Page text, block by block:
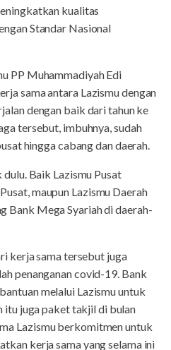
kualitas
Standar Nasional
PP Muhammadiyah Edi
sama antara Lazismu dengan
dengan baik dari tahun ke
tersebut, imbuhnya, sudah
hingga cabang dan daerah.
dulu. Baik Lazismu Pusat
maupun Lazismu Daerah
Bank Mega Syariah di daerah-
kerja sama tersebut juga
penanganan covid-19. Bank
melalui Lazismu untuk
itu juga paket takjil di bulan
Lazismu berkomitmen untuk
kerja sama yang selama ini